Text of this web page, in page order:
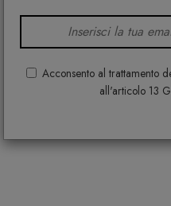
Acconsento al trattamento
all'articolo 13